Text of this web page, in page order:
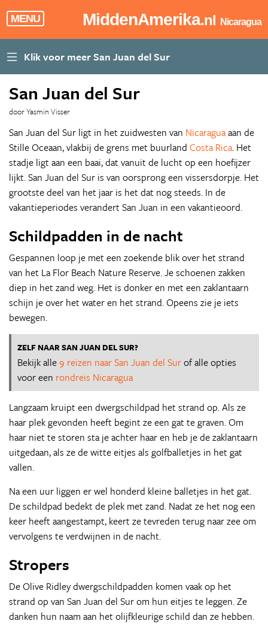
MENU MiddenAmerika.nl Nicaragua
San Juan del Sur
door Yasmin Visser
San Juan del Sur ligt in het zuidwesten van Nicaraguaaan de
Stille Oceaan, vlakbij de grens met buurland Costa Rica. Het
stadje ligt aan een baai, dat vanuit de lucht op een hoefijzer
lijkt. San Juan del Sur is van oorsprong een vissersdorpje. Het
grootste deel van het jaar is het dat nog steeds. In de
vakantieperiodes verandert San Juan in een vakantieoord.
Schildpadden in de nacht
Gespannen loop je met een zoekende blik over het strand
van het La Flor Beach Nature Reserve. Je schoenen zakken
diep in het zand weg. Het is donker en met een zaklantaarn
schijn je over het water en het strand. Opeens zie je iets
bewegen.
ZELF NAAR SAN JUAN DEL SUR?
Bekijk alle9 reizen naar San Juan del Surof alle opties
voor een rondreis Nicaragua
Langzaam kruipt een dwergschildpad het strand op. Als ze
haar plek gevonden heeft begint ze een gat te graven. Om
haar niet te storen sta je achter haar en heb je de zaklantaarn
uitgedaan, als ze de witte eitjes als golfballetjes in het gat
vallen.
Na een uur liggen er wel honderd kleine balletjes in het gat.
De schildpad bedekt de plek met zand. Nadat ze het nog een
keer heeft aangestampt, keert ze tevreden terug naar zee om
vervolgens te verdwijnen in de nacht.
Stropers
De Olive Ridley dwergschildpadden komen vaak op het
strand op van San Juan del Sur om hun eitjes te leggen. Ze
danken hun naam aan het olijfkleurige schild dan ze hebben.